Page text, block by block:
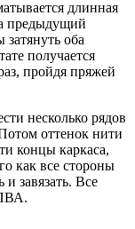
длинная
предыдущий
затянуть оба
получается
пройдя пряжей
несколько рядов
оттенок нити
концы каркаса,
как все стороны
завязать. Все